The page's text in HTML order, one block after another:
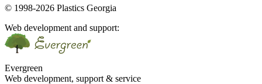
© 1998-2026 Plastics Georgia
Web development and support:
Evergreen
Web development, support & service